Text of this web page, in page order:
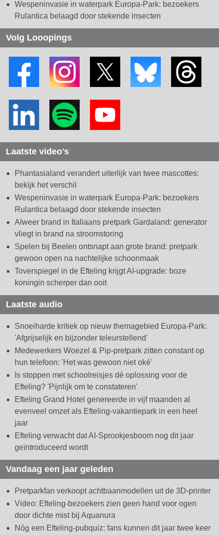
Wespeninvasie in waterpark Europa-Park: bezoekers
Rulantica belaagd door stekende insecten
Volg Looopings
Laatste video's
Phantasialand verandert uiterlijk van twee mascottes:
bekijk het verschil
Wespeninvasie in waterpark Europa-Park: bezoekers
Rulantica belaagd door stekende insecten
Alweer brand in Italiaans pretpark Gardaland: generator
vliegt in brand na stroomstoring
Spelen bij Beelen ontsnapt aan grote brand: pretpark
gewoon open na nachtelijke schoonmaak
Toverspiegel in de Efteling krijgt AI-upgrade: boze
koningin scherper dan ooit
Laatste audio
Snoeiharde kritiek op nieuw themagebied Europa-Park:
'Afgrijselijk en bijzonder teleurstellend'
Medewerkers Woezel & Pip-pretpark zitten constant op
hun telefoon: 'Het was gewoon niet oké'
Is stoppen met schoolreisjes dé oplossing voor de
Efteling? 'Pijnlijk om te constateren'
Efteling Grand Hotel genereerde in vijf maanden al
evenveel omzet als Efteling-vakantiepark in een heel
jaar
Efteling verwacht dat AI-Sprookjesboom nog dit jaar
geïntroduceerd wordt
Vandaag een jaar geleden
Pretparkfan verkoopt achtbaanmodellen uit de 3D-printer
Video: Efteling-bezoekers zien geen hand voor ogen
door dichte mist bij Aquanura
Nóg een Efteling-pubquiz: fans kunnen dit jaar twee keer